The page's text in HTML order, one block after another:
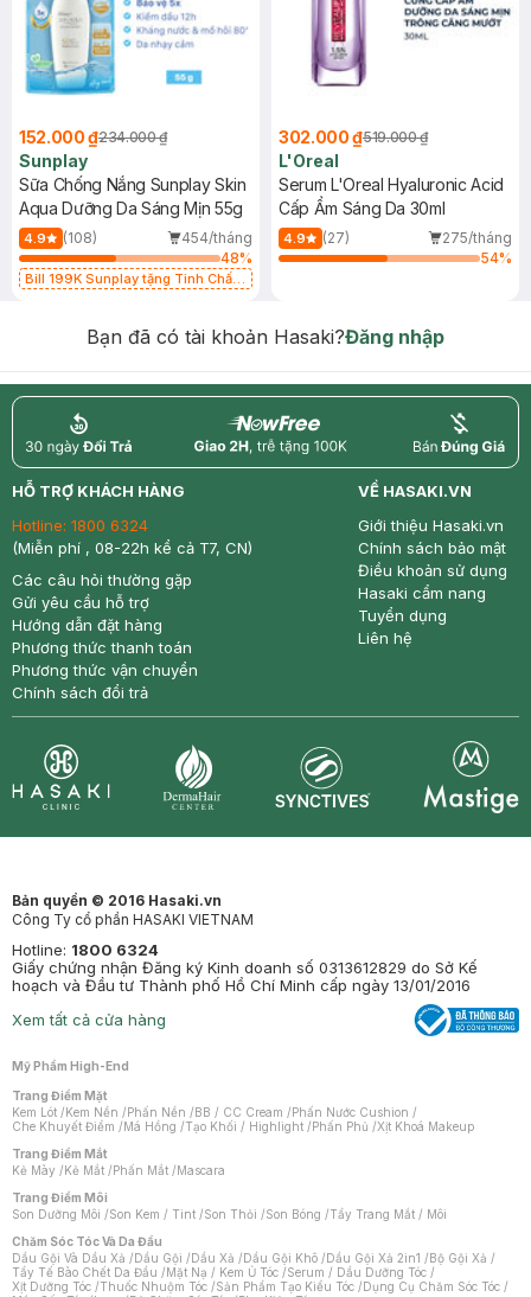
152.000 ₫234.000 ₫
Sunplay
Sữa Chống Nắng Sunplay Skin
Aqua Dưỡng Da Sáng Mịn 55g
4.9 (108)
454/tháng
48%
Bill 199K Sunplay tặng Tinh Chất
302.000 ₫519.000 ₫
L'Oreal
Serum L'Oreal Hyaluronic Acid
Cấp Ẩm Sáng Da 30ml
4.9 (27)
275/tháng
54%
Bạn đã có tài khoản Hasaki?Đăng nhập
return nowfree price
HỖ TRỢ KHÁCH HÀNG
Hotline: 1800 6324
(Miễn phí , 08-22h kể cả T7, CN)
Các câu hỏi thường gặp
Gửi yêu cầu hỗ trợ
Hướng dẫn đặt hàng
Phương thức thanh toán
Phương thức vận chuyển
Chính sách đổi trả
VỀ HASAKI.VN
Giới thiệu Hasaki.vn
Chính sách bảo mật
Điều khoản sử dụng
Hasaki cẩm nang
Tuyển dụng
Liên hệ
Bản quyền © 2016 Hasaki.vn
Công Ty cổ phần HASAKI VIETNAM
Hotline: 1800 6324
Giấy chứng nhận Đăng ký Kinh doanh số 0313612829 do Sở Kế
hoạch và Đầu tư Thành phố Hồ Chí Minh cấp ngày 13/01/2016
Xem tất cả cửa hàng
Mỹ Phẩm High-End
Trang Điểm Mặt
Kem Lót /Kem Nền /Phấn Nền /BB / CC Cream /Phấn Nước Cushion /
Che Khuyết Điểm /Má Hồng /Tạo Khối / Highlight /Phấn Phủ /Xịt Khoá Makeup
Trang Điểm Mắt
Kẻ Mày /Kẻ Mắt /Phấn Mắt /Mascara
Trang Điểm Môi
Son Dưỡng Môi /Son Kem / Tint /Son Thỏi /Son Bóng /Tẩy Trang Mắt / Môi
Chăm Sóc Tóc Và Da Đầu
Dầu Gội Và Dầu Xả /Dầu Gội /Dầu Xả /Dầu Gội Khô /Dầu Gội Xả 2in1 /Bộ Gội Xả /
Tẩy Tế Bào Chết Da Đầu /Mặt Nạ / Kem Ủ Tóc /Serum / Dầu Dưỡng Tóc /
Xịt Dưỡng Tóc /Thuốc Nhuộm Tóc /Sản Phẩm Tạo Kiểu Tóc /Dụng Cụ Chăm Sóc Tóc /